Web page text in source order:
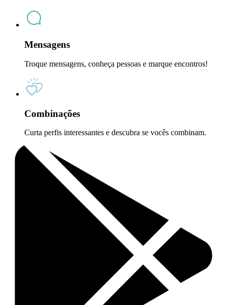
Mensagens
Troque mensagens, conheça pessoas e marque encontros!
Combinações
Curta perfis interessantes e descubra se vocês combinam.